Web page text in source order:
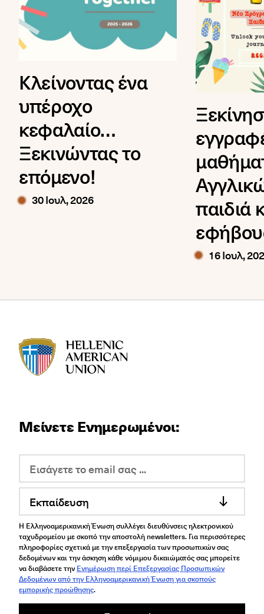
Κλείνοντας ένα
υπέροχο
κεφαλαίο…
Ξεκινώντας το
επόμενο!
30 Ιουλ, 2026
παιδιά
16 Ιουλ,
Μείνετε Ενημερωμένοι:
Εκπαίδευση
Η Ελληνοαμερικανική Ένωση συλλέγει διευθύνσεις ηλεκτρονικού
ταχυδρομείου με σκοπό την αποστολή newsletters. Για περισσότερες
πληροφορίες σχετικά με την επεξεργασία των προσωπικών σας
δεδομένων και την άσκηση κάθε νόμιμου δικαιώματός σας μπορείτε
να διαβάσετε την Ενημέρωση περί Επεξεργασίας Προσωπικών
Δεδομένων από την Ελληνοαμερικανική Ένωση για σκοπούς
εμπορικής προώθησης.